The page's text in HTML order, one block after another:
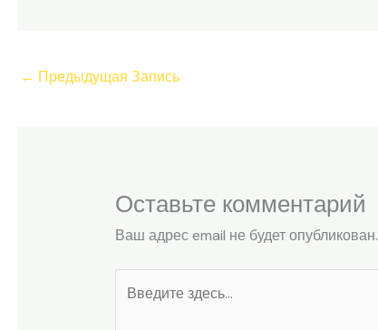
← Предыдущая Запись
Оставьте комментарий
Ваш адрес email не будет опубликован.
здесь...